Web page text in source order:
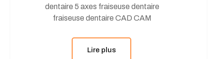
dentaire 5 axes fraiseuse dentaire
fraiseuse dentaire CAD CAM
Lire plus